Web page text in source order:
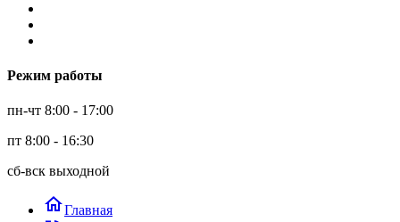
Режим работы
пн-чт 8:00 - 17:00
пт 8:00 - 16:30
сб-вск выходной
homeГлавная